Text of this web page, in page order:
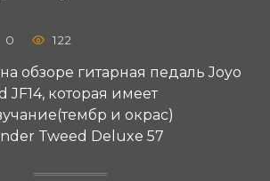
0 122
обзоре гитарная педаль Joyo
JF14, которая имеет
и окрас)
Tweed Deluxe 57